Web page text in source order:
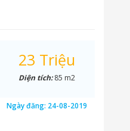
23 Triệu
Diện tích:85 m2
Ngày đăng: 24-08-2019